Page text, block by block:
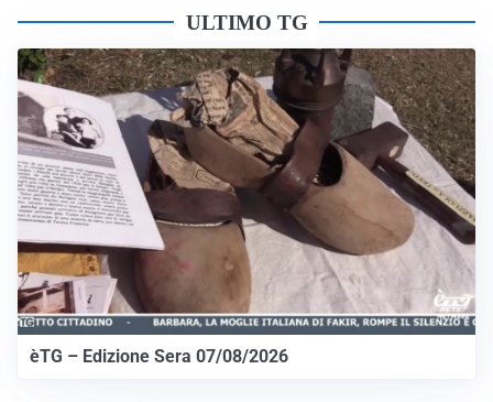
ULTIMO TG
èTG – Edizione Sera 07/08/2026